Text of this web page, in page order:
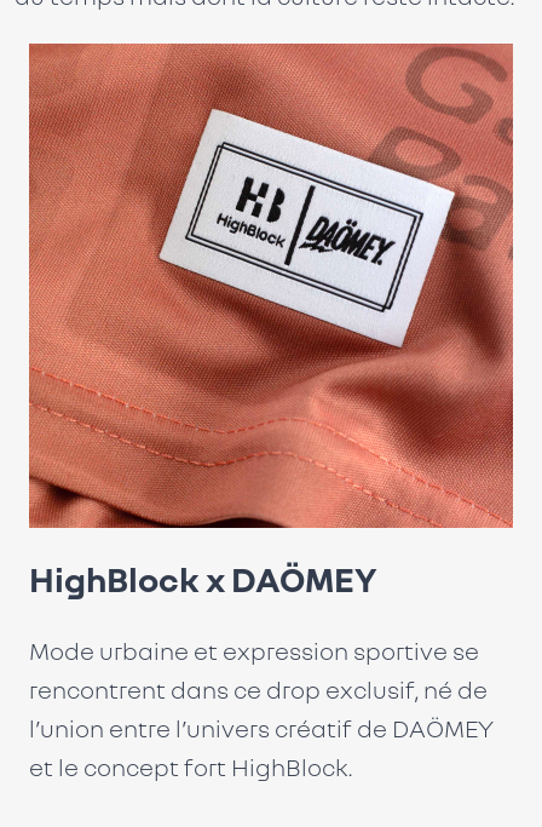
HighBlock x DAÖMEY
Mode urbaine et expression sportive se
rencontrent dans ce drop exclusif, né de
l’union entre l’univers créatif de DAÖMEY
et le concept fort HighBlock.